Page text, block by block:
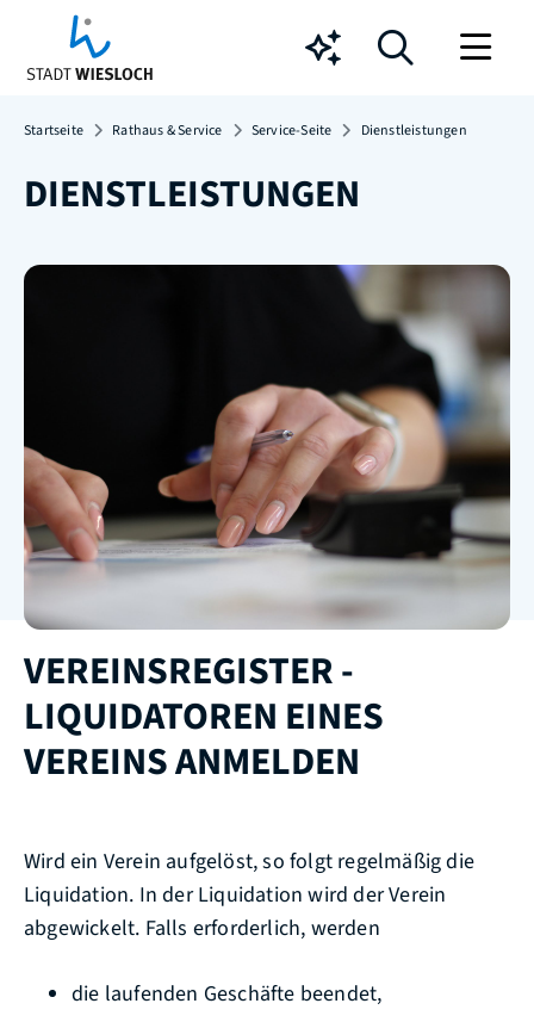
Chatbot
Startseite Rathaus & Service Service-Seite Dienstleistungen
DIENSTLEISTUNGEN
VEREINSREGISTER -
LIQUIDATOREN EINES
VEREINS ANMELDEN
Wird ein Verein aufgelöst, so folgt regelmäßig die
Liquidation. In der Liquidation wird der Verein
abgewickelt. Falls erforderlich, werden
die laufenden Geschäfte beendet,